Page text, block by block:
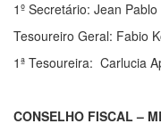
1º Secretário: Jean
Tesoureiro Geral: Fabio
1ª Tesoureira: Carlucia
CONSELHO FISCAL –